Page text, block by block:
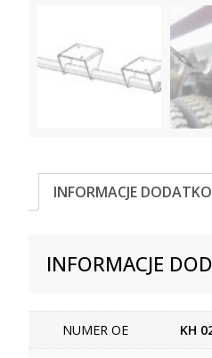
INFORMACJE
INFORMACJE
NUMER OE KH